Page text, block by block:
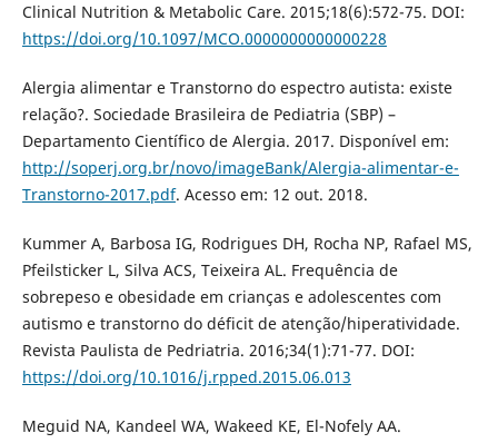
Clinical Nutrition & Metabolic Care. 2015;18(6):572-75. DOI:
https://doi.org/10.1097/MCO.0000000000000228
Alergia alimentar e Transtorno do espectro autista: existe
relação?. Sociedade Brasileira de Pediatria (SBP) –
Departamento Científico de Alergia. 2017. Disponível em:
http://soperj.org.br/novo/imageBank/Alergia-alimentar-e-
Transtorno-2017.pdf. Acesso em: 12 out. 2018.
Kummer A, Barbosa IG, Rodrigues DH, Rocha NP, Rafael MS,
Pfeilsticker L, Silva ACS, Teixeira AL. Frequência de
sobrepeso e obesidade em crianças e adolescentes com
autismo e transtorno do déficit de atenção/hiperatividade.
Revista Paulista de Pedriatria. 2016;34(1):71-77. DOI:
https://doi.org/10.1016/j.rpped.2015.06.013
Meguid NA, Kandeel WA, Wakeed KE, El-Nofely AA.